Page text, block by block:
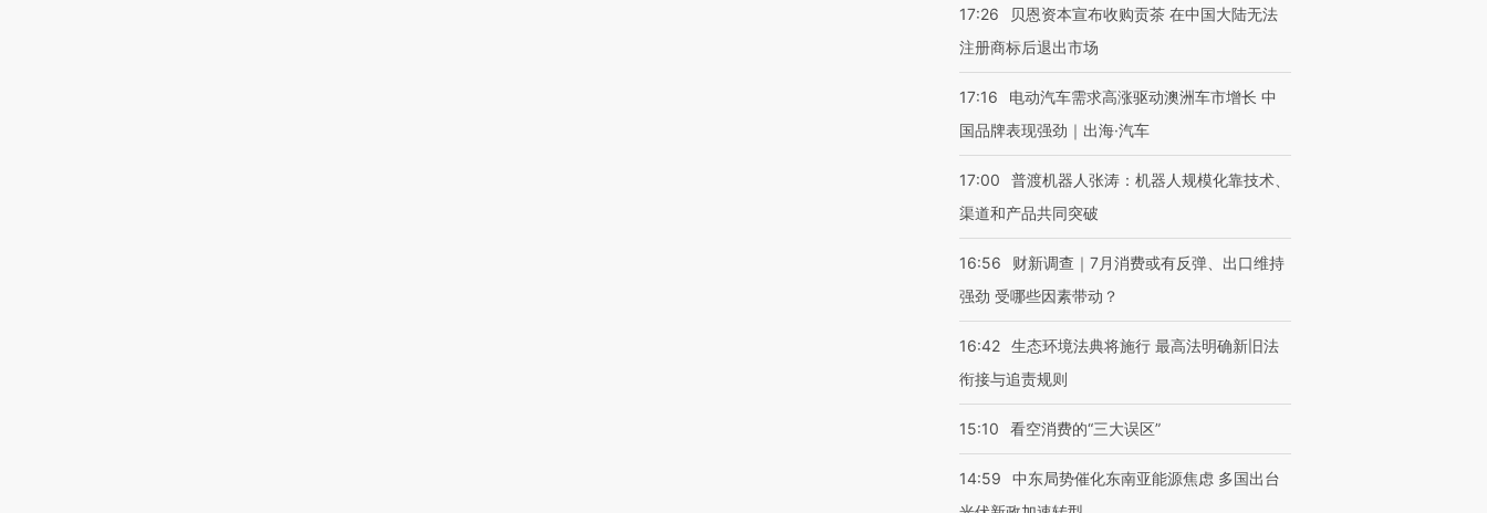
17:26
贝恩资本宣布收购贡茶 在中国大陆无法
注册商标后退出市场
17:16
电动汽车需求高涨驱动澳洲车市增长 中
国品牌表现强劲｜出海·汽车
17:00
普渡机器人张涛：机器人规模化靠技术、
渠道和产品共同突破
16:56
财新调查｜7月消费或有反弹、出口维持
强劲 受哪些因素带动？
16:42 生态环境法典将施行 最高法明确新旧法
衔接与追责规则
15:10 看空消费的“三大误区”
14:59
中东局势催化东南亚能源焦虑 多国出台